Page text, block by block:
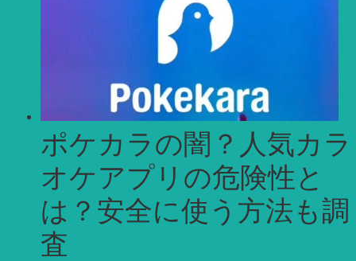
ポケカラの闇？人気カラ
オケアプリの危険性と
は？安全に使う方法も調
査